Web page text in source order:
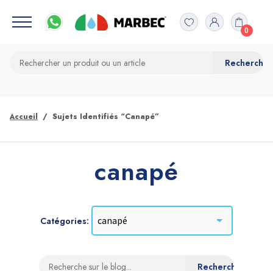
0
Accueil Sujets Identifiés “canapé”
canapé
Catégories: